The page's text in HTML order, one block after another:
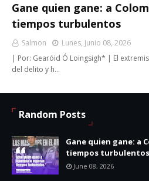
Gane quien gane: a
tiempos turbulentos
Salmon
Lunes, Junio 08, 2026
| Por: Gearóid Ó Loingsigh* | El
del delito y h…
Random Posts
Gane quien gane: a
tiempos turbulentos
June 08, 2026